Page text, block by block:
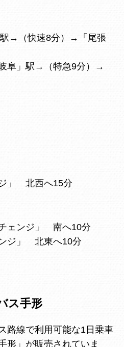
→（快速8分）→「尾張
阜」駅→（特急9分）→
ジ」 北西へ15分
ェンジ」 南へ10分
ンジ」 北東へ10分
ス手形
路線で利用可能な1日乗車
形」が販売されていま